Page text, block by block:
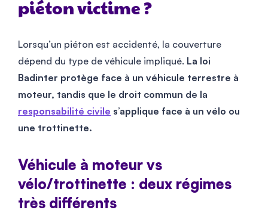
piéton victime ?
Lorsqu’un piéton est accidenté, la couverture
dépend du type de véhicule impliqué. La loi
Badinter protège face à un véhicule terrestre à
moteur, tandis que le droit commun de la
responsabilité civile s’applique face à un vélo ou
une trottinette.
Véhicule à moteur vs
vélo/trottinette : deux régimes
très différents